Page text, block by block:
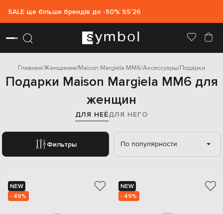
SALE ще більше брендів до -50% SS`26
Главная Женщинам Maison Margiela MM6 Аксессуары Подарки
Подарки Maison Margiela MM6 для
женщин
ДЛЯ НЕЁДЛЯ НЕГО
Фильтры По популярности
NEW
- 49%
NEW
- 49%